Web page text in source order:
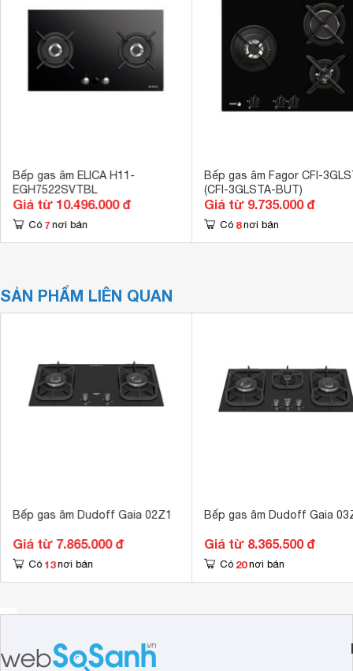
Bếp gas âm ELICA H11-
EGH7522SVTBL
Giá từ 10.496.000 đ
Có 7 nơi bán
Bếp gas âm Fagor CFI-
(CFI-3GLSTA-BUT)
Giá từ 9.735.000 đ
Có 8 nơi bán
SẢN PHẨM LIÊN QUAN
Bếp gas âm Dudoff Gaia 02Z1
Giá từ 7.865.000 đ
Có 13 nơi bán
Bếp gas âm Dudoff Gaia
Giá từ 8.365.500 đ
Có 20 nơi bán